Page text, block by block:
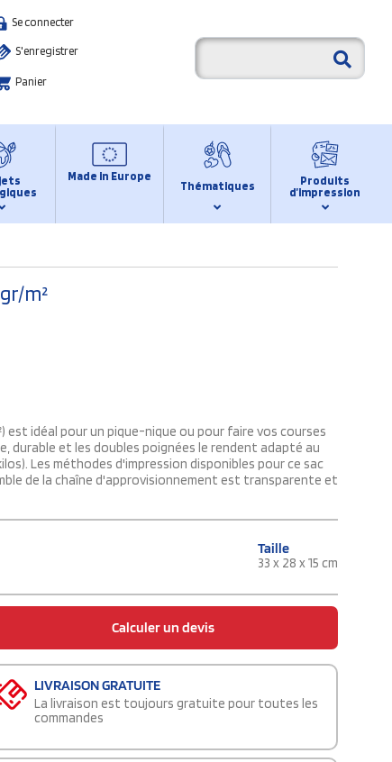
Se connecter
S'enregistrer
Panier
Made in Europe
Thématiques
Produits
d’impression
m²
est idéal pour un pique-nique ou pour faire vos courses
durable et les doubles poignées le rendent adapté au
Les méthodes d'impression disponibles pour ce sac
de la chaîne d'approvisionnement est transparente et
Taille
33 x 28 x 15 cm
Calculer un devis
LIVRAISON GRATUITE
La livraison est toujours gratuite pour toutes les
commandes